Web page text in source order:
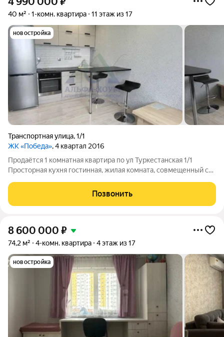
40 м² 1-комн. квартира 11 этаж из 17
новостройка
Транспортная улица,1/1
ЖК «Победа», 4 квартал 2016
Продаётся 1 комнатная квартира по ул Туркестанская 1/1
Просторная кухня гостинная, жилая комната, совмещенный сан
ремонт, остаётся практически вся мебель и техника. Все
магазины и остановка
Позвонить
8 600 000 ₽
74,2 м² 4-комн. квартира 4 этаж из 17
новостройка